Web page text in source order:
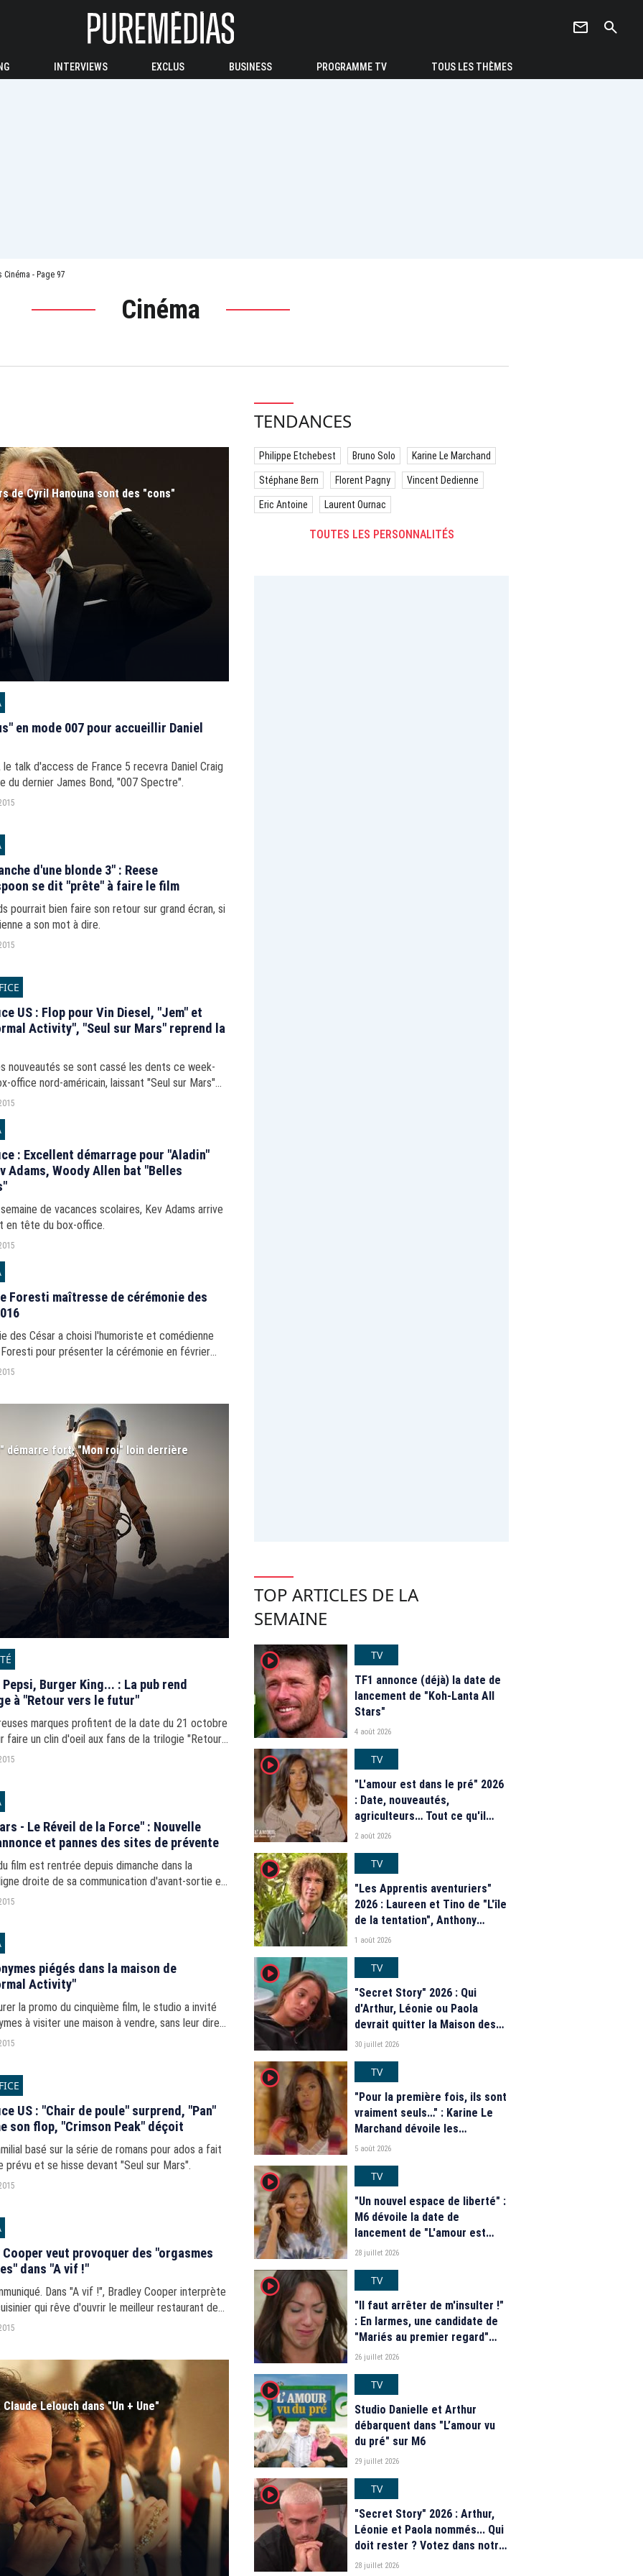
newsletter search
INTERVIEWS EXCLUS BUSINESS PROGRAMME TV TOUS LES THÈMES
Cinéma - Page 97
Cinéma
de Cyril Hanouna sont des "cons"
en mode 007 pour accueillir Daniel
le talk d'access de France 5 recevra Daniel Craig
du dernier James Bond, "007 Spectre".
d'une blonde 3" : Reese
se dit "prête" à faire le film
pourrait bien faire son retour sur grand écran, si
a son mot à dire.
US : Flop pour Vin Diesel, "Jem" et
Activity", "Seul sur Mars" reprend la
nouveautés se sont cassé les dents ce week-
office nord-américain, laissant "Seul sur Mars"
commandes.
: Excellent démarrage pour "Aladin"
Adams, Woody Allen bat "Belles
de vacances scolaires, Kev Adams arrive
en tête du box-office.
Foresti maîtresse de cérémonie des
des César a choisi l'humoriste et comédienne
pour présenter la cérémonie en février
démarre fort, "Mon roi" loin derrière
Burger King... : La pub rend
à "Retour vers le futur"
marques profitent de la date du 21 octobre
faire un clin d'oeil aux fans de la trilogie "Retour
- Le Réveil de la Force" : Nouvelle
et pannes des sites de prévente
film est rentrée depuis dimanche dans la
droite de sa communication d'avant-sortie en
opus de la saga "Star Wars".
piégés dans la maison de
Activity"
la promo du cinquième film, le studio a invité
à visiter une maison à vendre, sans leur dire
de la maison du film.
US : "Chair de poule" surprend, "Pan"
son flop, "Crimson Peak" déçoit
basé sur la série de romans pour ados a fait
prévu et se hisse devant "Seul sur Mars".
Cooper veut provoquer des "orgasmes
dans "A vif !"
Dans "A vif !", Bradley Cooper interprète
qui rêve d'ouvrir le meilleur restaurant de
Lelouch dans "Un + Une"
TENDANCES
Philippe Etchebest Bruno Solo Karine Le Marchand
Stéphane Bern Florent Pagny Vincent Dedienne
Eric Antoine Laurent Ournac
TOUTES LES PERSONNALITÉS
TOP ARTICLES DE LA
SEMAINE
player2
TV
TF1 annonce (déjà) la date de
lancement de "Koh-Lanta All
Stars"
4 août 2026
player2
TV
"L'amour est dans le pré" 2026
: Date, nouveautés,
agriculteurs… Tout ce qu'il
faut savoir sur la saison 21 du
2 août 2026
player2
TV
"Les Apprentis aventuriers"
2026 : Laureen et Tino de "L'île
de la tentation", Anthony
Matéo, Jade Leboeuf... Le
de la télé-réalité de W9
1 août 2026
player2
TV
"Secret Story" 2026 : Qui
d'Arthur, Léonie ou Paola
devrait quitter la Maison des
secrets ce soir ? Les
30 juillet 2026
player2
TV
"Pour la première fois, ils sont
vraiment seuls…" : Karine Le
Marchand dévoile les
nouveautés des speed dating
2026
5 août 2026
player2
TV
"Un nouvel espace de liberté" :
M6 dévoile la date de
lancement de "L'amour est
dans le pré" 2026 et une
Le Marchand
28 juillet 2026
player2
TV
"Il faut arrêter de m'insulter !"
: En larmes, une candidate de
"Mariés au premier regard"
dénonce le harcèlement
diffusion de l'émission de M6
26 juillet 2026
player2
TV
Studio Danielle et Arthur
débarquent dans "L’amour vu
du pré" sur M6
29 juillet 2026
player2
TV
"Secret Story" 2026 : Arthur,
Léonie et Paola nommés... Qui
doit rester ? Votez dans notre
sondage
28 juillet 2026